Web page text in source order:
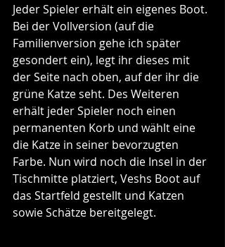
Jeder Spieler erhält ein eigenes Boot.
Bei der Vollversion (auf die
Familienversion gehe ich später
gesondert ein), legt ihr dieses mit
der Seite nach oben, auf der ihr die
grüne Katze seht. Des Weiteren
erhält jeder Spieler noch einen
permanenten Korb und wählt eine
die Katze in seiner bevorzugten
Farbe. Nun wird noch die Insel in der
Tischmitte platziert, Veshs Boot auf
das Startfeld gestellt und Katzen
sowie Schätze bereitgelegt.